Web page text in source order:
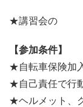
★講習会の
【参加条件】
★自転車保険加
★自己責任で行
★ヘルメット、